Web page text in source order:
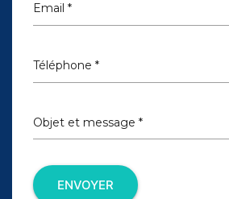
Email *
Téléphone *
Objet et message *
ENVOYER